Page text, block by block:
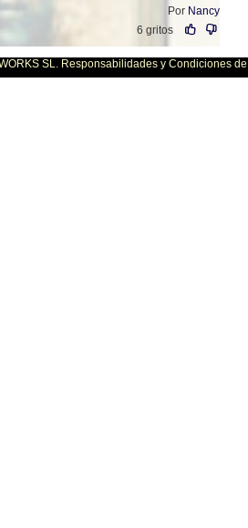
Por Nancy
6 gritos
SL. Responsabilidades y Condiciones